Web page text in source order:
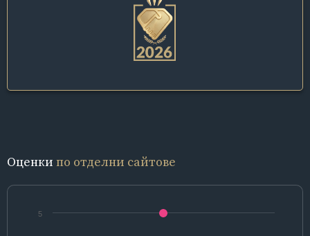
Оценки по отделни сайтове
5